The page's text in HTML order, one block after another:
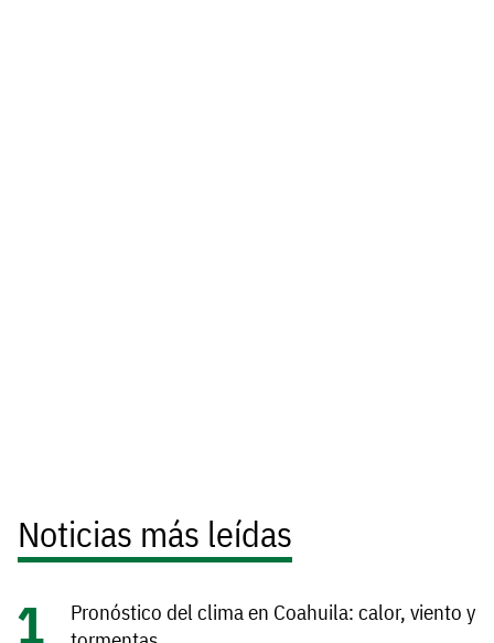
Noticias más leídas
Pronóstico del clima en Coahuila: calor, viento y